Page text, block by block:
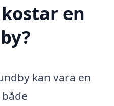
en
kan vara en